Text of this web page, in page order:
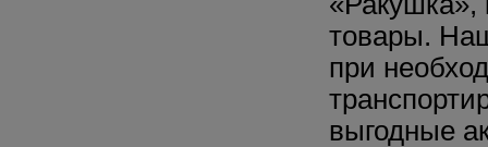
товары.
при
выгодные